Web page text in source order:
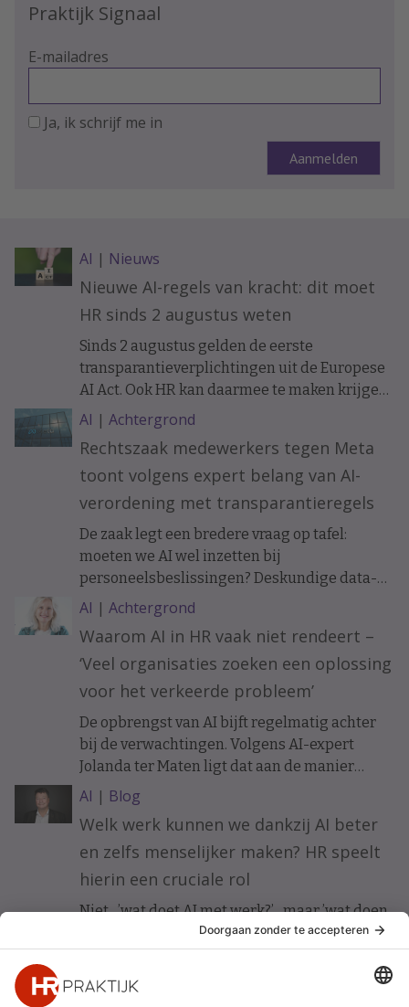
Praktijk Signaal
E-mailadres
Ja, ik schrijf me in
AI | Nieuws
Nieuwe AI-regels van kracht: dit moet
HR sinds 2 augustus weten
Sinds 2 augustus gelden de eerste
transparantieverplichtingen uit de Europese
AI Act. Ook HR kan daarmee te maken krijgen.
Bijvoorbeeld als sollicitanten of medewerkers
communiceren met een AI-chatbot. Wat
verandert er precies en wanneer moet je
mensen informeren?
AI | Achtergrond
Rechtszaak medewerkers tegen Meta
toont volgens expert belang van AI-
verordening met transparantieregels
De zaak legt een bredere vraag op tafel:
moeten we AI wel inzetten bij
personeelsbeslissingen? Deskundige data-
ethiek Koen Versmissen maant tot
voorzichtigheid.
AI | Achtergrond
Waarom AI in HR vaak niet rendeert –
‘Veel organisaties zoeken een oplossing
voor het verkeerde probleem’
De opbrengst van AI bijft regelmatig achter
bij de verwachtingen. Volgens AI-expert
Jolanda ter Maten ligt dat aan de manier
waarop organisaties ermee beginnen.
AI | Blog
Welk werk kunnen we dankzij AI beter
en zelfs menselijker maken? HR speelt
hierin een cruciale rol
Niet ’wat doet AI met werk?’ maar ’wat doen
wij met AI om werk beter te maken?’ Vijf HR-
principes voor werkgeluk in een AI-gedreven
organisatie.